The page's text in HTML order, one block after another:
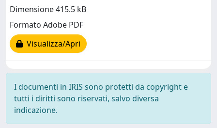
Dimensione 415.5 kB
Formato Adobe PDF
Visualizza/Apri
I documenti in IRIS sono protetti da copyright e
tutti i diritti sono riservati, salvo diversa
indicazione.